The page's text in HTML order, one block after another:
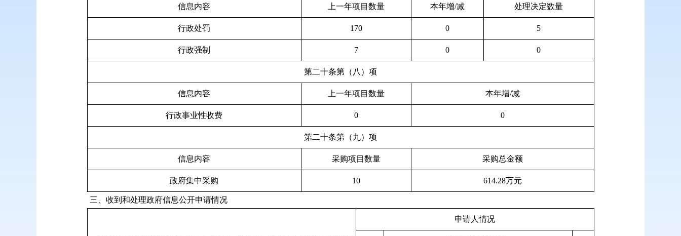
信息内容 上一年项目数量 本年增/减 处理决定数量
行政处罚 170 0 5
行政强制 7 0 0
第二十条第（八）项
信息内容 上一年项目数量 本年增/减
行政事业性收费 0 0
第二十条第（九）项
信息内容 采购项目数量 采购总金额
政府集中采购 10 614.28万元
三、收到和处理政府信息公开申请情况
申请人情况